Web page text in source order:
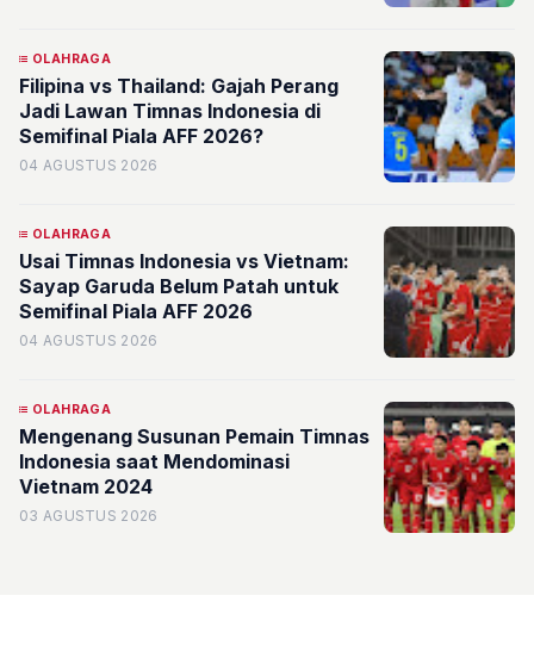
OLAHRAGA
Filipina vs Thailand: Gajah Perang
Jadi Lawan Timnas Indonesia di
Semifinal Piala AFF 2026?
04 AGUSTUS 2026
OLAHRAGA
Usai Timnas Indonesia vs Vietnam:
Sayap Garuda Belum Patah untuk
Semifinal Piala AFF 2026
04 AGUSTUS 2026
OLAHRAGA
Mengenang Susunan Pemain Timnas
Indonesia saat Mendominasi
Vietnam 2024
03 AGUSTUS 2026